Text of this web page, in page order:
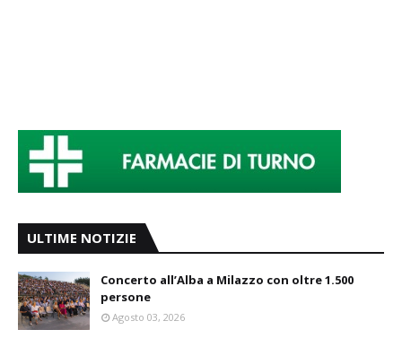
ULTIME NOTIZIE
Concerto all’Alba a Milazzo con oltre 1.500
persone
Agosto 03, 2026